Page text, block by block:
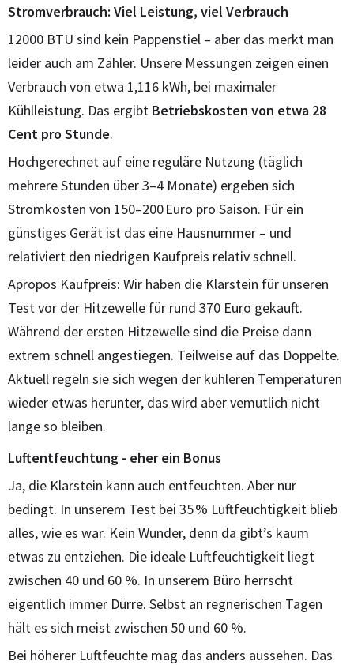
Stromverbrauch: Viel Leistung, viel Verbrauch
12000 BTU sind kein Pappenstiel – aber das merkt man
leider auch am Zähler. Unsere Messungen zeigen einen
Verbrauch von etwa 1,116 kWh, bei maximaler
Kühlleistung. Das ergibt Betriebskosten von etwa 28
Cent pro Stunde.
Hochgerechnet auf eine reguläre Nutzung (täglich
mehrere Stunden über 3–4 Monate) ergeben sich
Stromkosten von 150–200 Euro pro Saison. Für ein
günstiges Gerät ist das eine Hausnummer – und
relativiert den niedrigen Kaufpreis relativ schnell.
Apropos Kaufpreis: Wir haben die Klarstein für unseren
Test vor der Hitzewelle für rund 370 Euro gekauft.
Während der ersten Hitzewelle sind die Preise dann
extrem schnell angestiegen. Teilweise auf das Doppelte.
Aktuell regeln sie sich wegen der kühleren Temperaturen
wieder etwas herunter, das wird aber vemutlich nicht
lange so bleiben.
Luftentfeuchtung - eher ein Bonus
Ja, die Klarstein kann auch entfeuchten. Aber nur
bedingt. In unserem Test bei 35 % Luftfeuchtigkeit blieb
alles, wie es war. Kein Wunder, denn da gibt’s kaum
etwas zu entziehen. Die ideale Luftfeuchtigkeit liegt
zwischen 40 und 60 %. In unserem Büro herrscht
eigentlich immer Dürre. Selbst an regnerischen Tagen
hält es sich meist zwischen 50 und 60 %.
Bei höherer Luftfeuchte mag das anders aussehen. Das